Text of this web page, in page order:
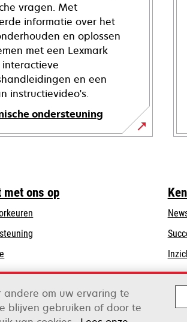
vragen. Met
informatie over het
en oplossen
met een Lexmark
en een
instructievideo's.
ondersteuning
met ons op
new
tab
andere om uw ervaring te
blijven gebruiken of door te